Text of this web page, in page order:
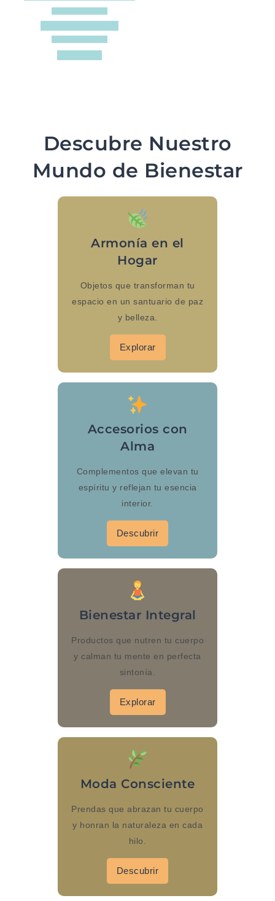
Descubre Nuestro
Mundo de Bienestar
Armonía en el
Hogar
Objetos que transforman tu
espacio en un santuario de paz
y belleza.
Explorar
Accesorios con
Alma
Complementos que elevan tu
espíritu y reflejan tu esencia
interior.
Descubrir
Bienestar Integral
Productos que nutren tu cuerpo
y calman tu mente en perfecta
sintonía.
Explorar
Moda Consciente
Prendas que abrazan tu cuerpo
y honran la naturaleza en cada
hilo.
Descubrir